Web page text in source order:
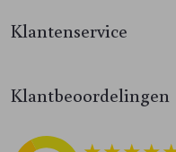
Klantenservice
Klantbeoordelingen